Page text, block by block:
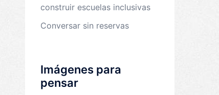
construir escuelas inclusivas
Conversar sin reservas
Imágenes para
pensar